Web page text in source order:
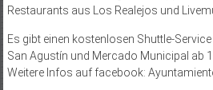
Restaurants aus Los Realejos und
Es gibt einen kostenlosen Shuttle-
San Agustín und Mercado Municipal ab
Weitere Infos auf facebook: